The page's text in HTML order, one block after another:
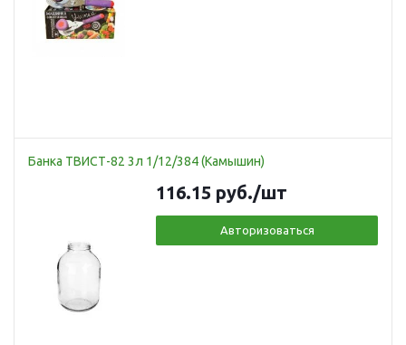
Банка ТВИСТ-82 3л 1/12/384 (Камышин)
116.15 руб./шт
Авторизоваться